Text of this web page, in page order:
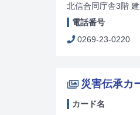
北信合同庁舎3階
電話番号
0269-23-0220
災害伝承カ
カード名